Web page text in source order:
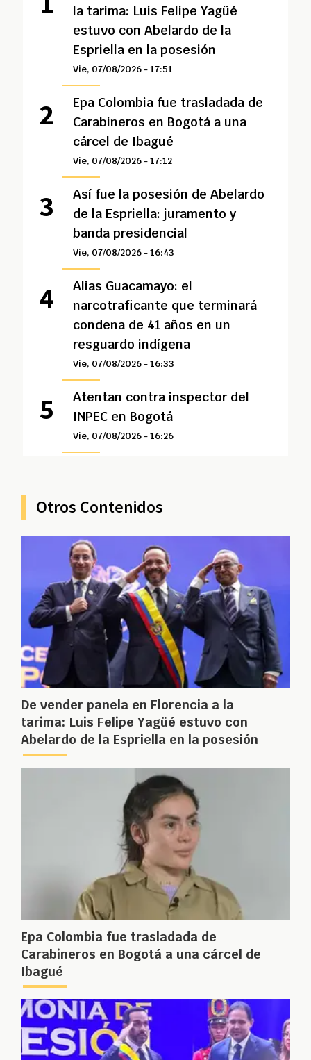
la tarima: Luis Felipe Yagüé
estuvo con Abelardo de la
Espriella en la posesión
Vie, 07/08/2026 - 17:51
Epa Colombia fue trasladada de
Carabineros en Bogotá a una
cárcel de Ibagué
Vie, 07/08/2026 - 17:12
Así fue la posesión de Abelardo
de la Espriella: juramento y
banda presidencial
Vie, 07/08/2026 - 16:43
Alias Guacamayo: el
narcotraficante que terminará
condena de 41 años en un
resguardo indígena
Vie, 07/08/2026 - 16:33
Atentan contra inspector del
INPEC en Bogotá
Vie, 07/08/2026 - 16:26
Otros Contenidos
De vender panela en Florencia a la
tarima: Luis Felipe Yagüé estuvo con
Abelardo de la Espriella en la posesión
Epa Colombia fue trasladada de
Carabineros en Bogotá a una cárcel de
Ibagué